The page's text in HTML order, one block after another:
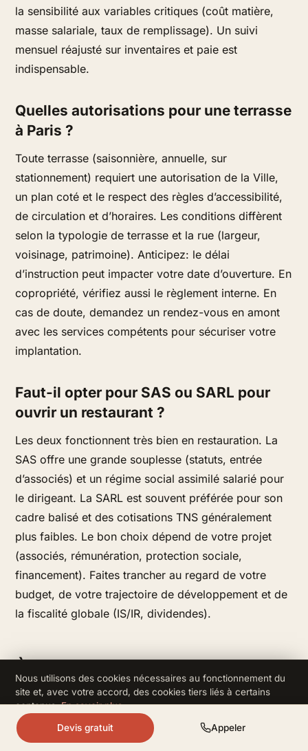
la sensibilité aux variables critiques (coût matière,
masse salariale, taux de remplissage). Un suivi
mensuel réajusté sur inventaires et paie est
indispensable.
Quelles autorisations pour une terrasse
à Paris ?
Toute terrasse (saisonnière, annuelle, sur
stationnement) requiert une autorisation de la Ville,
un plan coté et le respect des règles d’accessibilité,
de circulation et d’horaires. Les conditions diffèrent
selon la typologie de terrasse et la rue (largeur,
voisinage, patrimoine). Anticipez: le délai
d’instruction peut impacter votre date d’ouverture. En
copropriété, vérifiez aussi le règlement interne. En
cas de doute, demandez un rendez-vous en amont
avec les services compétents pour sécuriser votre
implantation.
Faut-il opter pour SAS ou SARL pour
ouvrir un restaurant ?
Les deux fonctionnent très bien en restauration. La
SAS offre une grande souplesse (statuts, entrée
d’associés) et un régime social assimilé salarié pour
le dirigeant. La SARL est souvent préférée pour son
cadre balisé et des cotisations TNS généralement
plus faibles. Le bon choix dépend de votre projet
(associés, rémunération, protection sociale,
financement). Faites trancher au regard de votre
budget, de votre trajectoire de développement et de
la fiscalité globale (IS/IR, dividendes).
À Paris, le duo concept + emplacement fait
80% du succès: testez avant de signer un
Devis gratuit Appeler
Nous utilisons des cookies nécessaires au fonctionnement du
site et, avec votre accord, des cookies tiers liés à certains
contenus.En savoir plus.
Refuser Accepter